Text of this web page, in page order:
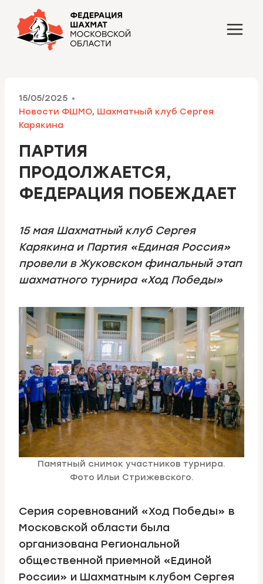
Перейти
содержимому
15/05/2025
Новости ФШМО, Шахматный клуб Сергея
Карякина
ПАРТИЯ
ПРОДОЛЖАЕТСЯ,
ФЕДЕРАЦИЯ ПОБЕЖДАЕТ
15 мая Шахматный клуб Сергея
Карякина и Партия «Единая Россия»
провели в Жуковском финальный этап
шахматного турнира «Ход Победы»
Памятный снимок участников турнира.
Фото Ильи Стрижевского.
Серия соревнований «Ход Победы» в
Московской области была
организована Региональной
общественной приемной «Единой
России» и Шахматным клубом Сергея